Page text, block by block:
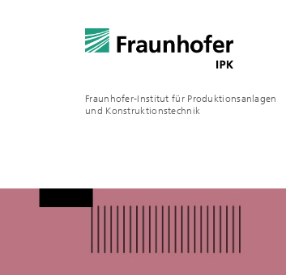
Fraunhofer-Institut für Produktionsanlagen
und Konstruktionstechnik